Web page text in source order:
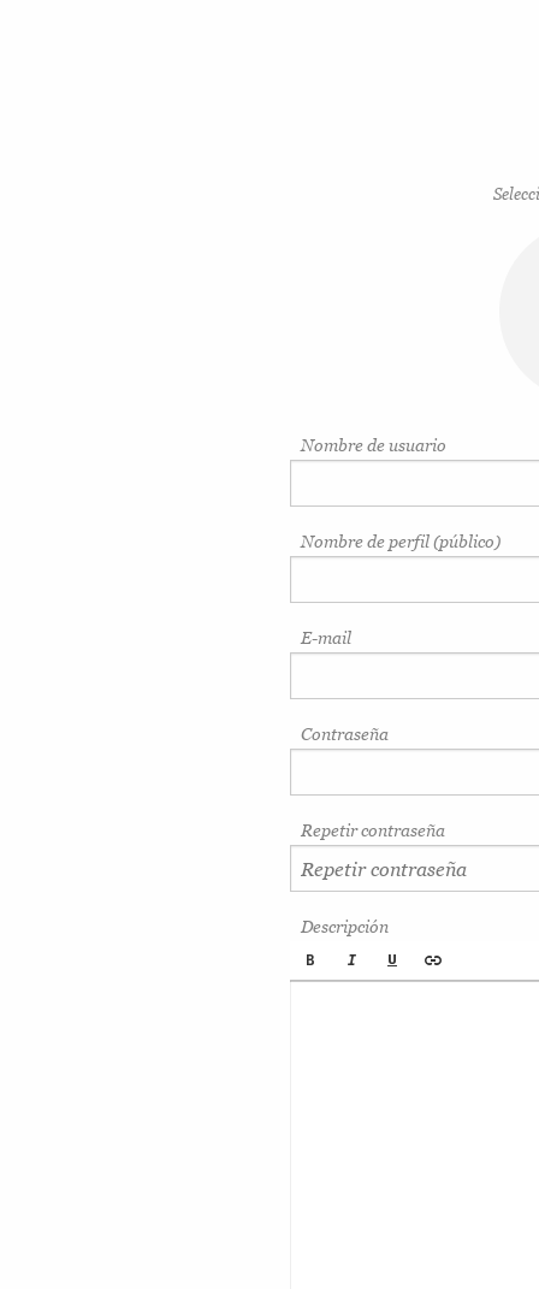
Nombre de usuario
Nombre de perfil (público)
E-mail
Contraseña
Repetir contraseña
Descripción